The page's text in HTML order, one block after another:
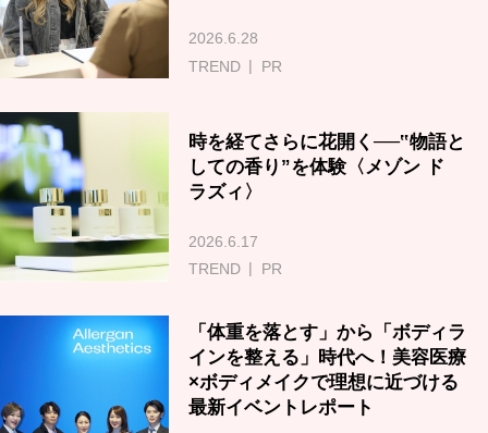
2026.6.28
TREND
PR
時を経てさらに花開く──‟物語と
しての香り”を体験〈メゾン ド
ラズィ〉
2026.6.17
TREND
PR
「体重を落とす」から「ボディラ
インを整える」時代へ！美容医療
×ボディメイクで理想に近づける
最新イベントレポート